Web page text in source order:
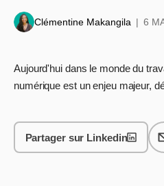
Clémentine Makangila 6
Aujourd'hui dans le monde du
numérique est un enjeu majeur,
Partager sur Linkedin